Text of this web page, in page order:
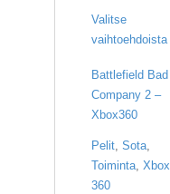
Valitse
vaihtoehdoista
Battlefield Bad
Company 2 –
Xbox360
Pelit, Sota,
Toiminta, Xbox
360